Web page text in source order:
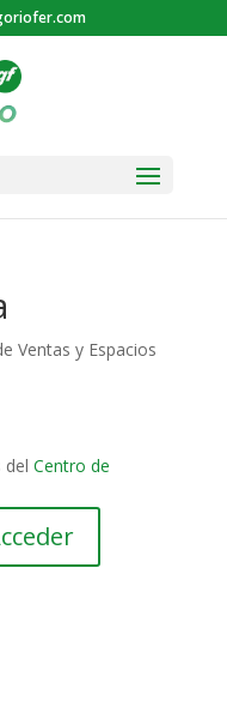
Ventas y Espacios
del Centro de